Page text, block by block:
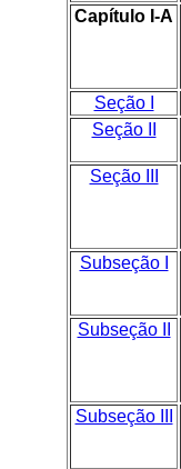
Capítulo I-A
Seção I
Seção II
Seção III
Subseção I
Subseção II
Subseção III